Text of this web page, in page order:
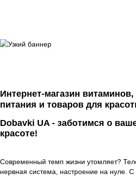
Интернет-магазин
питания и товаров для
Dobavki UA - заботимся о
красоте!
Современный темп жизни утомляет?
нервная система, настроение на нуле.